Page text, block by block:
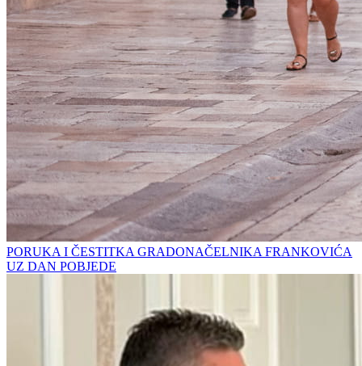
PORUKA I ČESTITKA GRADONAČELNIKA FRANKOVIĆA
UZ DAN POBJEDE